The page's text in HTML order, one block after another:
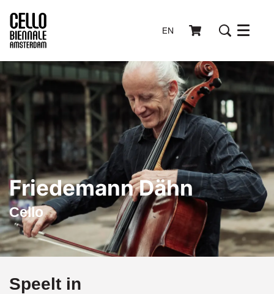
EN Menu
Friedemann Dähn
Cello
Speelt in